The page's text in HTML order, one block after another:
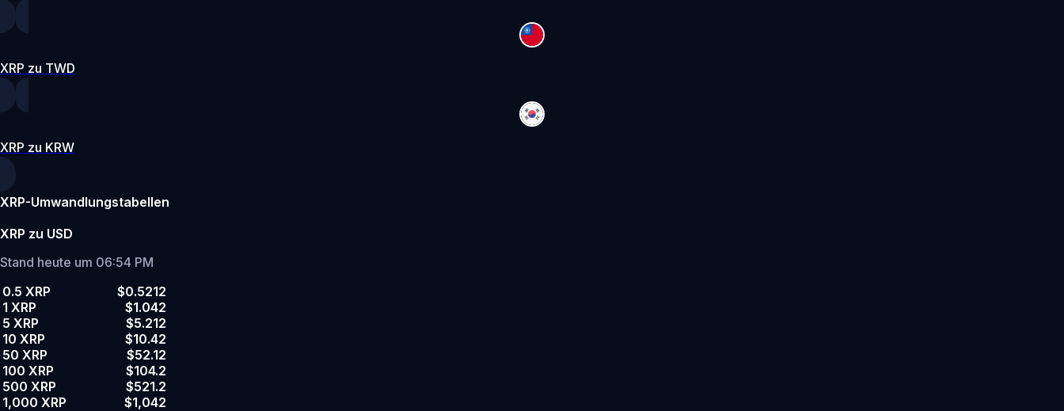
XRP zu TWD
XRP zu KRW
XRP-Umwandlungstabellen
XRP zu USD
Stand heute um 06:54 PM
0.5 XRP
$0.5212
1 XRP
$1.042
5 XRP
$5.212
10 XRP
$10.42
50 XRP
$52.12
100 XRP
$104.2
500 XRP
$521.2
1,000 XRP
$1,042